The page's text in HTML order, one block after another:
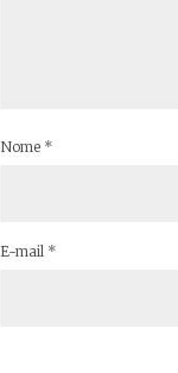
Nome *
E-mail *